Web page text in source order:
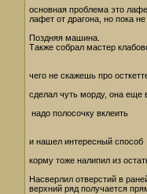
основная проблема это
лафет от драгона, но пока не
Поздняя машина.
Также собрал мастер
чего не скажешь про
сделал чуть морду, она еще
надо полосочку вклеить
и нашел интересный способ
корму тоже налипил из
Насверлил отверстий в
верхний ряд получается